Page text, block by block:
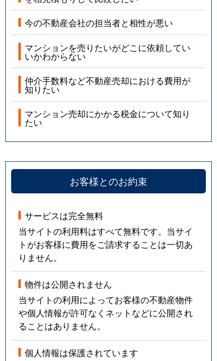
今の不動産会社の担当者と相性が悪い
マンションを売りたいがどこに依頼してい
いかわからない
仲介手数料など不動産売却における費用が
知りたい
マンション売却にかかる税金について知り
たい
お客様とのお約束
サービスは完全無料
当サイトの利用料はすべて無料です。当サイ
トがお客様に費用をご請求することは一切あ
りません。
物件は公開されません
当サイトの利用によってお客様の不動産物件
や個人情報が許可なくネットなどに公開され
ることはありません。
個人情報は保護されています